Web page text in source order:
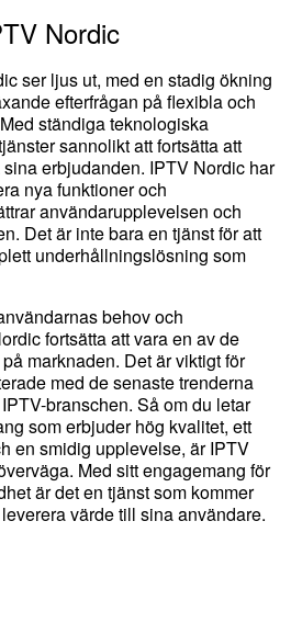
Nordic
ser ljus ut, med en stadig ökning
efterfrågan på flexibla och
ständiga teknologiska
sannolikt att fortsätta att
erbjudanden. IPTV Nordic har
nya funktioner och
användarupplevelsen och
Det är inte bara en tjänst för att
underhållningslösning som
behov och
fortsätta att vara en av de
marknaden. Det är viktigt för
med de senaste trenderna
branschen. Så om du letar
som erbjuder hög kvalitet, ett
en smidig upplevelse, är IPTV
Med sitt engagemang för
är det en tjänst som kommer
värde till sina användare.